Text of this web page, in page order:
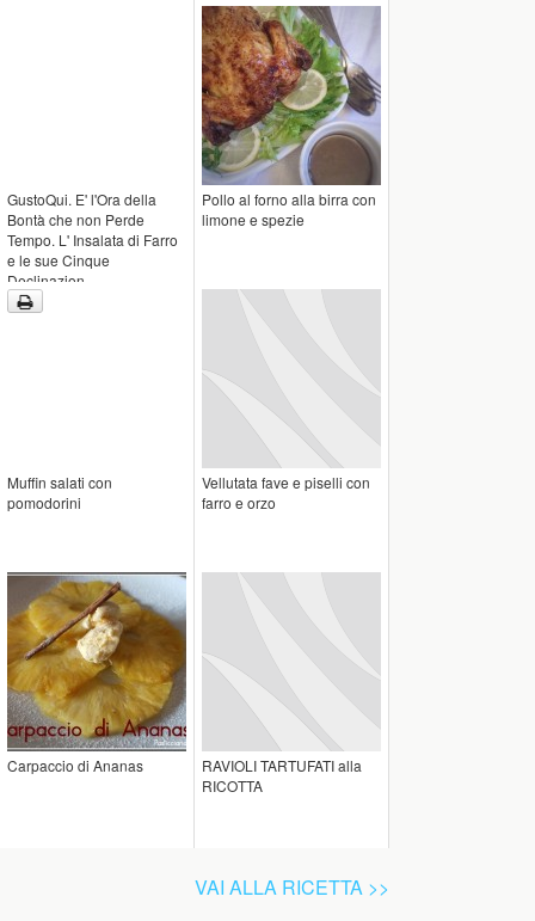
GustoQui. E' l'Ora della
Bontà che non Perde
Tempo. L' Insalata di Farro
e le sue Cinque
Declinazion...
Pollo al forno alla birra con
limone e spezie
Muffin salati con
pomodorini
Vellutata fave e piselli con
farro e orzo
Carpaccio di Ananas
RAVIOLI TARTUFATI alla
RICOTTA
VAI ALLA RICETTA >>